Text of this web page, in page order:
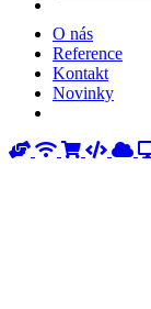
O nás
Reference
Kontakt
Novinky